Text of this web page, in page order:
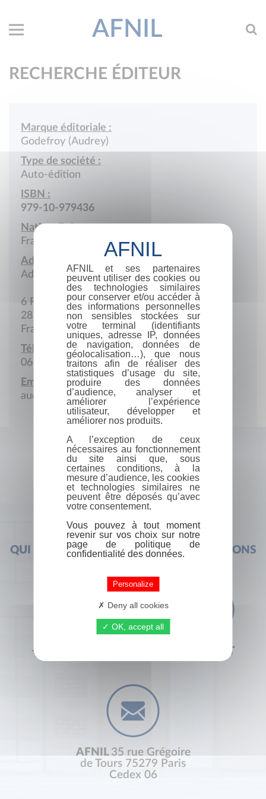
AFNIL
RECHERCHE ÉDITEUR
Marque éditoriale :
Godefroy (Audrey)
Type de société :
Auto-édition
ISBN :
979-10-979436
Nationalité :
France
Adresse :
Adresse postale
6 Rue des Pierrailles
28700 Roinville
France
Téléphone portable :
06 36 86 37 53
Email :
audrey.godefroy.pro15@gmail.com
QUI SOMMES-NOUS ? FOIRE AUX QUESTIONS
+33 (0) 1 44 41 29 19 CONTACT
AFNIL 35 rue Grégoire
de Tours 75279 Paris
Cedex 06
AFNIL et ses partenaires
peuvent utiliser des cookies ou
des technologies similaires
pour conserver et/ou accéder à
des informations personnelles
non sensibles stockées sur
votre terminal (identifiants
uniques, adresse IP, données
de navigation, données de
géolocalisation…), que nous
traitons afin de réaliser des
statistiques d’usage du site,
produire des données
d’audience, analyser et
améliorer l’expérience
utilisateur, développer et
améliorer nos produits.
A l’exception de ceux
nécessaires au fonctionnement
du site ainsi que, sous
certaines conditions, à la
mesure d’audience, les cookies
et technologies similaires ne
peuvent être déposés qu’avec
votre consentement.
Vous pouvez à tout moment
revenir sur vos choix sur notre
page de politique de
confidentialité des données.
Personalize
Deny all cookies
OK, accept all